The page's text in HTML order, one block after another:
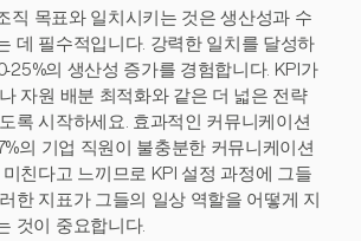
직 목표와 일치시키는 것은 생산성과 수
데 필수적입니다. 강력한 일치를 달성하
25%의 생산성 증가를 경험합니다. KPI가
자원 배분 최적화와 같은 더 넓은 전략
록 시작하세요. 효과적인 커뮤니케이션
의 기업 직원이 불충분한 커뮤니케이션
친다고 느끼므로 KPI 설정 과정에 그들
한 지표가 그들의 일상 역할을 어떻게 지
것이 중요합니다.